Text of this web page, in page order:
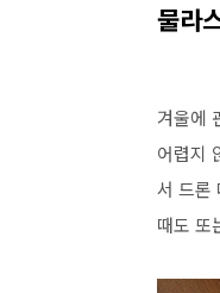
물라
겨울에
어렵지
서 드론
때도 또